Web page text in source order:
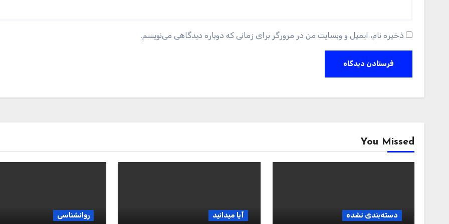
ذخیره نام، ایمیل و وبسایت من در مرورگر برای زمانی که دوباره دیدگاهی می‌نویسم.
You Missed
دسته‌بندی نشده آیا میدانید روانشناسی